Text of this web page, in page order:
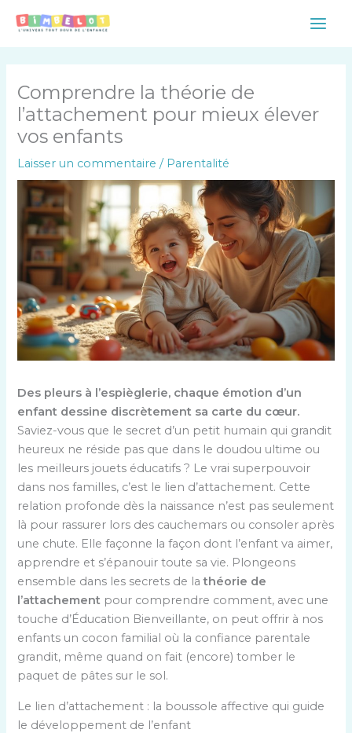
Main
Comprendre la théorie de
l’attachement pour mieux élever
vos enfants
Laisser un commentaire / Parentalité
Des pleurs à l’espièglerie, chaque émotion d’un
enfant dessine discrètement sa carte du cœur.
Saviez-vous que le secret d’un petit humain qui grandit
heureux ne réside pas que dans le doudou ultime ou
les meilleurs jouets éducatifs ? Le vrai superpouvoir
dans nos familles, c’est le lien d’attachement. Cette
relation profonde dès la naissance n’est pas seulement
là pour rassurer lors des cauchemars ou consoler après
une chute. Elle façonne la façon dont l’enfant va aimer,
apprendre et s’épanouir toute sa vie. Plongeons
ensemble dans les secrets de lathéorie de
l’attachement pour comprendre comment, avec une
touche d’Éducation Bienveillante, on peut offrir à nos
enfants un cocon familial où la confiance parentale
grandit, même quand on fait (encore) tomber le
paquet de pâtes sur le sol.
Le lien d’attachement : la boussole affective qui guide
le développement de l’enfant